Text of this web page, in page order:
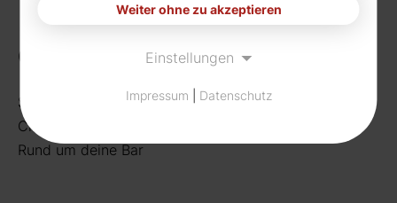
Getränke
Sortiment
Craft Beer
Rund um deine Bar
Weiter ohne zu akzeptieren
Einstellungen
Impressum Datenschutz